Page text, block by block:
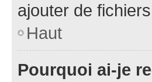
ajouter de
Haut
Pourquoi ai-je